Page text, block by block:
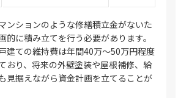
ンションのような修繕積立金がないた
的に積み立てを行う必要があります。
建ての維持費は年間40万〜50万円程度
おり、将来の外壁塗装や屋根補修、給
見据えながら資金計画を立てることが